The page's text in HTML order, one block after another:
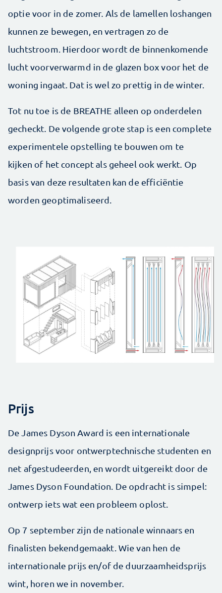
optie voor in de zomer. Als de lamellen loshangen
kunnen ze bewegen, en vertragen zo de
luchtstroom. Hierdoor wordt de binnenkomende
lucht voorverwarmd in de glazen box voor het de
woning ingaat. Dat is wel zo prettig in de winter.
Tot nu toe is de BREATHE alleen op onderdelen
gecheckt. De volgende grote stap is een complete
experimentele opstelling te bouwen om te
kijken of het concept als geheel ook werkt. Op
basis van deze resultaten kan de efficiëntie
worden geoptimaliseerd.
Prijs
De James Dyson Award is een internationale
designprijs voor ontwerptechnische studenten en
net afgestudeerden, en wordt uitgereikt door de
James Dyson Foundation. De opdracht is simpel:
ontwerp iets wat een probleem oplost.
Op 7 september zijn de nationale winnaars en
finalisten bekendgemaakt. Wie van hen de
internationale prijs en/of de duurzaamheidsprijs
wint, horen we in november.